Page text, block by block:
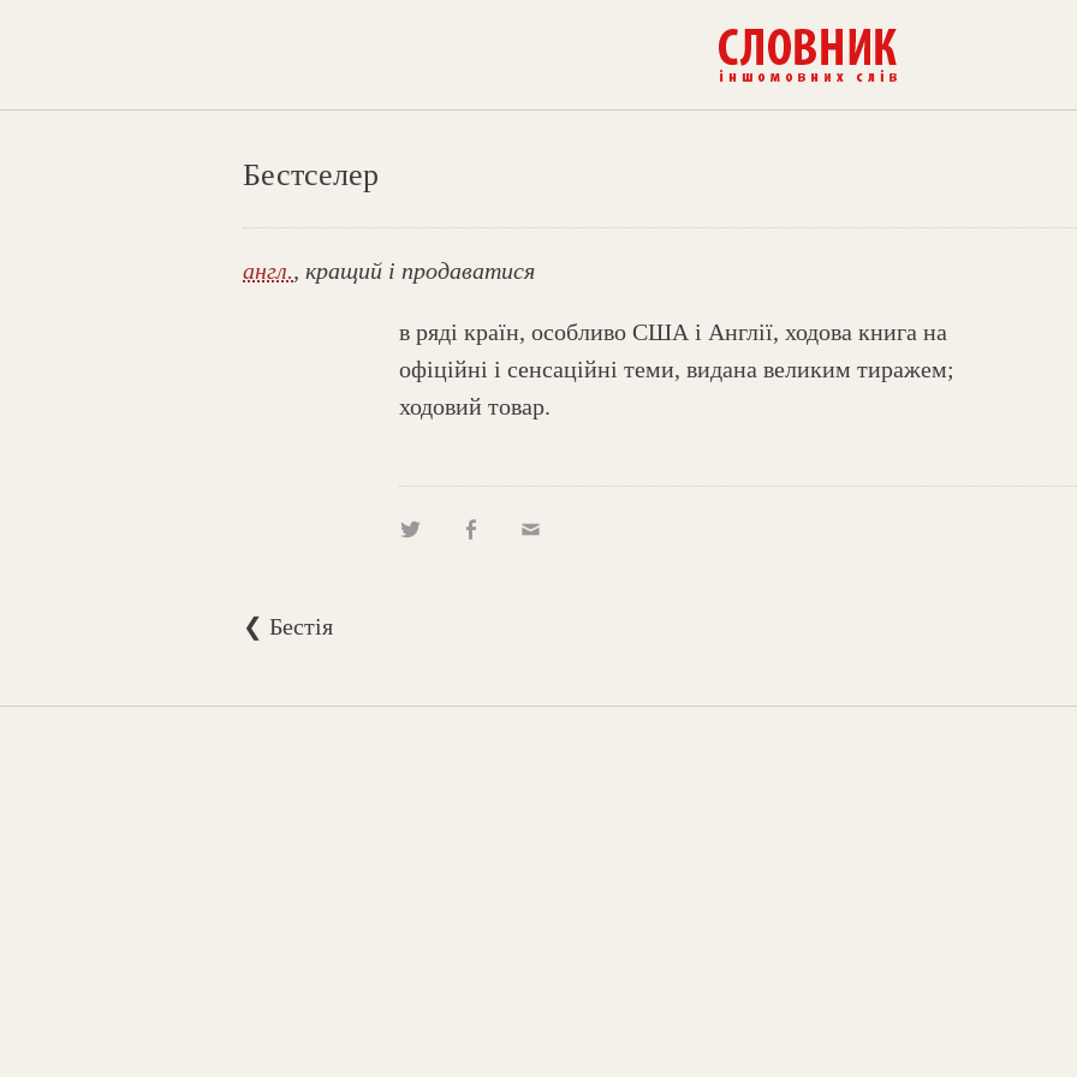
Бестселер
англ., кращий і продаватися
в ряді країн, особливо США і Англії, ходова книга на
офіційні і сенсаційні теми, видана великим тиражем;
ходовий товар.
❮ Бестія